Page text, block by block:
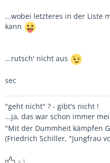
...wobei letzteres in der Liste
kann
...rutsch' nicht aus
sec
"geht nicht" ? - gibt's nicht !
...ja, das war schon immer
"Mit der Dummheit kämpfen
(Friedrich Schiller, "Jungfrau